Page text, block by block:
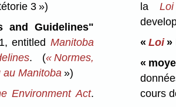
3 »)
and Guidelines"
entitled Manitoba
. (« Normes,
au Manitoba»)
Environment Act.
la
« Loi»
«
cours